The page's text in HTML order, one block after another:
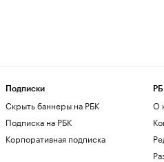
Подписки
Скрыть баннеры на РБК
Подписка на РБК
Корпоративная подписка
О